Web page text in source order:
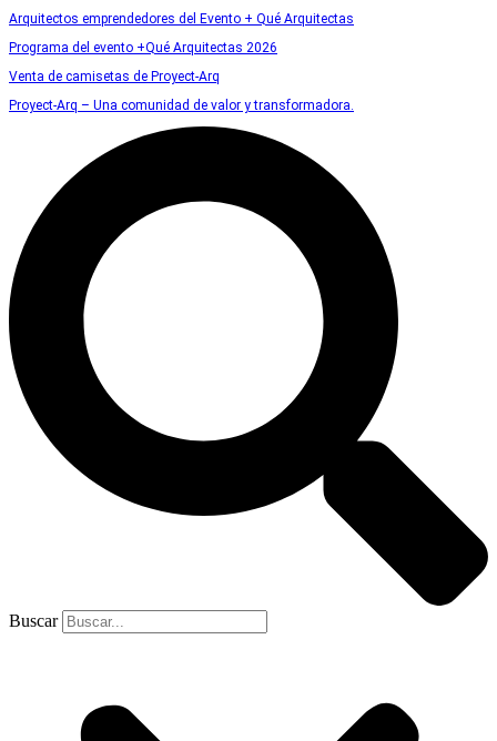
Arquitectos emprendedores del Evento + Qué Arquitectas
Programa del evento +Qué Arquitectas 2026
Venta de camisetas de Proyect-Arq
Proyect-Arq – Una comunidad de valor y transformadora.
Buscar